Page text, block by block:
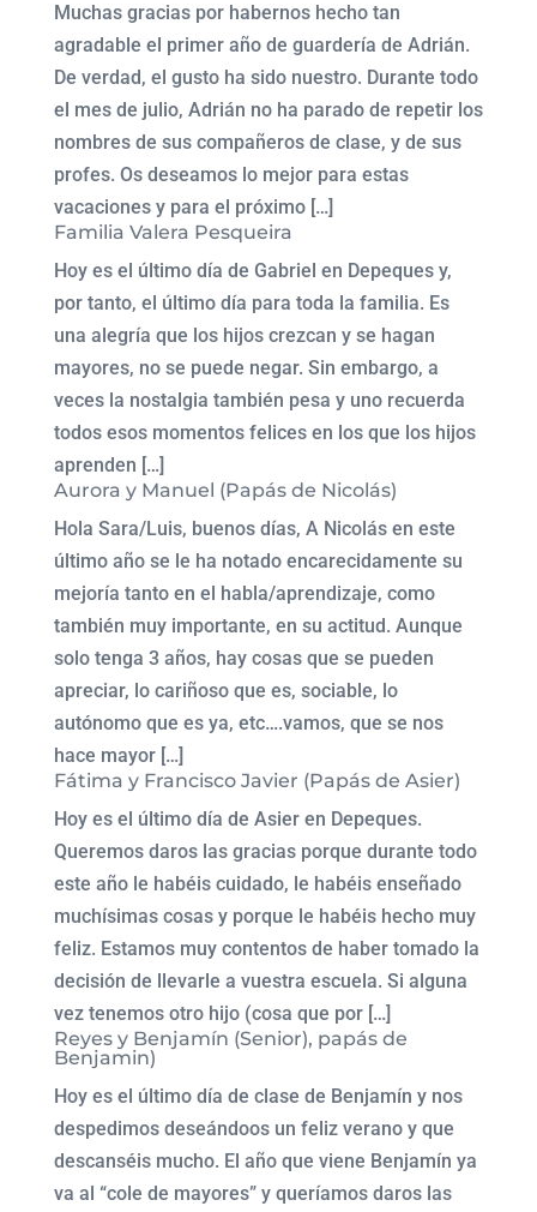
Muchas gracias por habernos hecho tan
agradable el primer año de guardería de Adrián.
De verdad, el gusto ha sido nuestro. Durante todo
el mes de julio, Adrián no ha parado de repetir los
nombres de sus compañeros de clase, y de sus
profes. Os deseamos lo mejor para estas
vacaciones y para el próximo […]
Familia Valera Pesqueira
Hoy es el último día de Gabriel en Depeques y,
por tanto, el último día para toda la familia. Es
una alegría que los hijos crezcan y se hagan
mayores, no se puede negar. Sin embargo, a
veces la nostalgia también pesa y uno recuerda
todos esos momentos felices en los que los hijos
aprenden […]
Aurora y Manuel (Papás de Nicolás)
Hola Sara/Luis, buenos días, A Nicolás en este
último año se le ha notado encarecidamente su
mejoría tanto en el habla/aprendizaje, como
también muy importante, en su actitud. Aunque
solo tenga 3 años, hay cosas que se pueden
apreciar, lo cariñoso que es, sociable, lo
autónomo que es ya, etc….vamos, que se nos
hace mayor […]
Fátima y Francisco Javier (Papás de Asier)
Hoy es el último día de Asier en Depeques.
Queremos daros las gracias porque durante todo
este año le habéis cuidado, le habéis enseñado
muchísimas cosas y porque le habéis hecho muy
feliz. Estamos muy contentos de haber tomado la
decisión de llevarle a vuestra escuela. Si alguna
vez tenemos otro hijo (cosa que por […]
Reyes y Benjamín (Senior), papás de
Benjamin)
Hoy es el último día de clase de Benjamín y nos
despedimos deseándoos un feliz verano y que
descanséis mucho. El año que viene Benjamín ya
va al “cole de mayores” y queríamos daros las